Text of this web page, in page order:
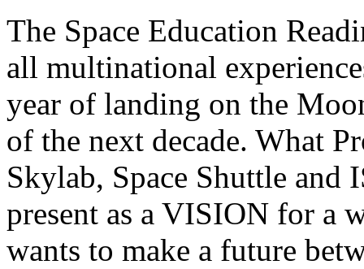
The Space Education
all multinational
year of landing on the
of the next decade. What
Skylab, Space Shuttle
present as a VISION for a
wants to make a future